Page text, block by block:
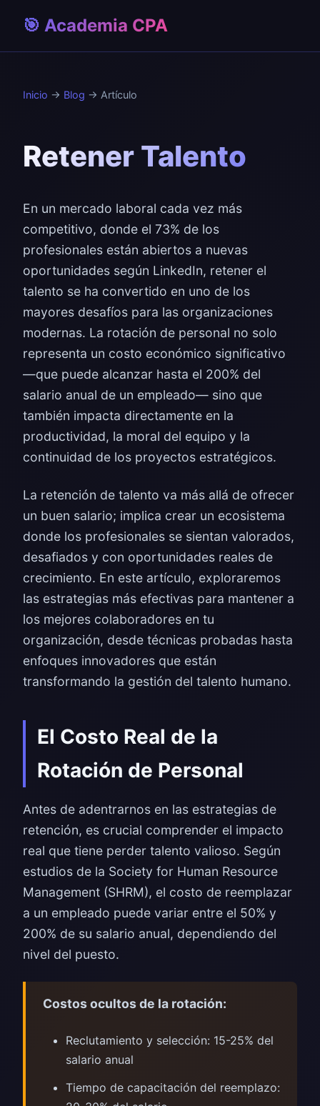
🎯 Academia CPA
Inicio → Blog → Artículo
Retener Talento
En un mercado laboral cada vez más
competitivo, donde el 73% de los
profesionales están abiertos a nuevas
oportunidades según LinkedIn, retener el
talento se ha convertido en uno de los
mayores desafíos para las organizaciones
modernas. La rotación de personal no solo
representa un costo económico significativo
—que puede alcanzar hasta el 200% del
salario anual de un empleado— sino que
también impacta directamente en la
productividad, la moral del equipo y la
continuidad de los proyectos estratégicos.
La retención de talento va más allá de ofrecer
un buen salario; implica crear un ecosistema
donde los profesionales se sientan valorados,
desafiados y con oportunidades reales de
crecimiento. En este artículo, exploraremos
las estrategias más efectivas para mantener a
los mejores colaboradores en tu
organización, desde técnicas probadas hasta
enfoques innovadores que están
transformando la gestión del talento humano.
El Costo Real de la
Rotación de Personal
Antes de adentrarnos en las estrategias de
retención, es crucial comprender el impacto
real que tiene perder talento valioso. Según
estudios de la Society for Human Resource
Management (SHRM), el costo de reemplazar
a un empleado puede variar entre el 50% y
200% de su salario anual, dependiendo del
nivel del puesto.
Costos ocultos de la rotación:
Reclutamiento y selección: 15-25% del
salario anual
Tiempo de capacitación del reemplazo: